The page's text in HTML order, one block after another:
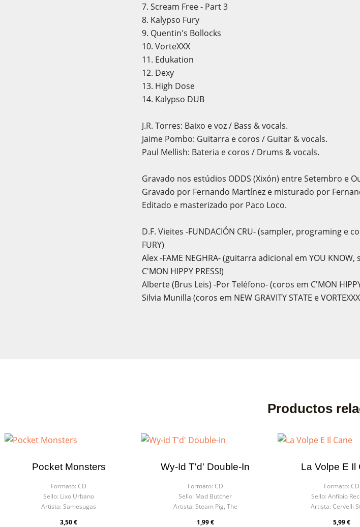
7. Scream Free - Part 3
8. Kalypso Fury
9. Quentin's Bollocks
10. VorteXXX
11. Edukation
12. Dexy
13. High Dose
14. Kalypso DUB
J.R. Torres: Baixo e voz / Bass & vocals.
Jaime Pombo: Guitarra e coros / Guitar & vocals.
Paul Mellish: Bateria e coros / Drums & vocals.
Gravado nos estúdios ODDS (Xixón) entre Setembro e
Gravado por Fernando Martínez e misturado por
Editado e masterizado por Paco Loco.
D.F. Vieites -FUNDACIÓN CRU- (sampler, programing e
FURY)
Alex -FAME NEGHRA- (guitarra adicional em YOU
C'MON HIPPY PRESS!)
Alberte (Brus Leis) -Por Teléfono- (coros em C'MON HIPPY
Silvia Munilla (coros em NEW GRAVITY STATE e
Productos
Pocket Monsters
Formato: CD
Sello: Lixo Urbano
Artista: Samesugas
3,50 €
Wy-Id T'd' Double-In
Formato: CD
Sello: Mad Butcher
Artista: Steam Pig, The
1,99 €
La Volpe E Il
Formato: CD
Sello: Anfibio
Artista: Cervelli
5,99 €